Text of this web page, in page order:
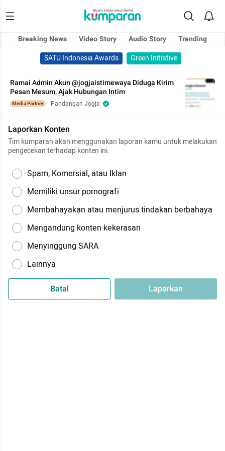
Breaking News Video Story Audio Story
Trending
SATU Indonesia Awards
Green Initiative
Ramai Admin Akun @jogjaistimewaya Diduga Kirim
Pesan Mesum, Ajak Hubungan Intim
Media Partner Pandangan Jogja
Laporkan Konten
Tim kumparan akan menggunakan laporan kamu untuk melakukan
pengecekan terhadap konten ini.
Spam, Komersial, atau Iklan
Memiliki unsur pornografi
Membahayakan atau menjurus tindakan berbahaya
Mengandung konten kekerasan
Menyinggung SARA
Lainnya
Batal Laporkan